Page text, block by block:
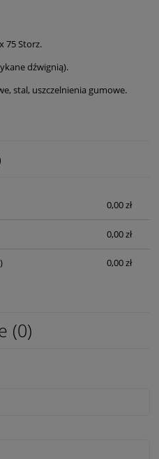
75 Storz.
dźwignią).
stal, uszczelnienia gumowe.
płatności
0,00 zł
0,00 zł
0,00 zł
(0)